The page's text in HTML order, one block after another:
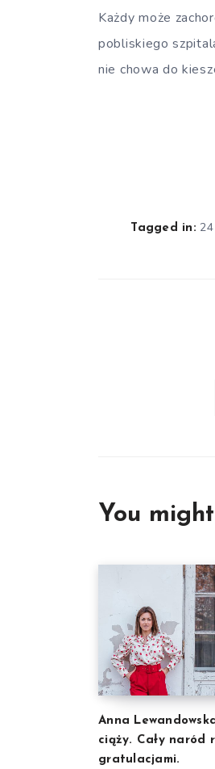
Każdy może
pobliskiego
nie chowa do
Tagged in:
You
Anna
ciąży. Cały naród
gratulacjami.